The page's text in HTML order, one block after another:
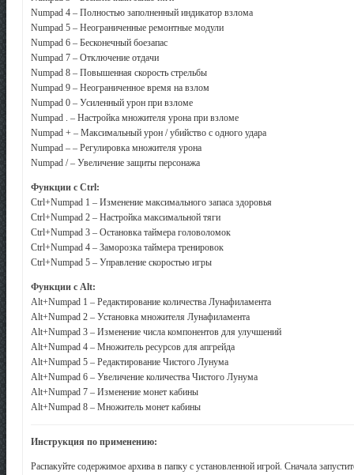
Numpad 4 – Полностью заполненный индикатор взлома
Numpad 5 – Неограниченные ремонтные модули
Numpad 6 – Бесконечный боезапас
Numpad 7 – Отключение отдачи
Numpad 8 – Повышенная скорость стрельбы
Numpad 9 – Неограниченное время на взлом
Numpad 0 – Усиленный урон при взломе
Numpad . – Настройка множителя урона при взломе
Numpad + – Максимальный урон / убийство с одного удара
Numpad – – Регулировка множителя урона
Numpad / – Увеличение защиты персонажа
Функции с Ctrl:
Ctrl+Numpad 1 – Изменение максимального запаса здоровья
Ctrl+Numpad 2 – Настройка максимальной тяги
Ctrl+Numpad 3 – Остановка таймера головоломок
Ctrl+Numpad 4 – Заморозка таймера тренировок
Ctrl+Numpad 5 – Управление скоростью игры
Функции с Alt:
Alt+Numpad 1 – Редактирование количества Лунафиламента
Alt+Numpad 2 – Установка множителя Лунафиламента
Alt+Numpad 3 – Изменение числа компонентов для улучшений
Alt+Numpad 4 – Множитель ресурсов для апгрейда
Alt+Numpad 5 – Редактирование Чистого Лунума
Alt+Numpad 6 – Увеличение количества Чистого Лунума
Alt+Numpad 7 – Изменение монет кабины
Alt+Numpad 8 – Множитель монет кабины
Инструкция по применению:
Распакуйте содержимое архива в папку с установленной игрой. Сначала